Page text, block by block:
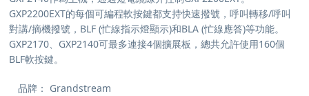
GXP2200EXT的每個可編程軟按鍵都支持快速撥號，呼叫轉移/呼叫
對講/摘機撥號，BLF (忙線指示燈顯示)和BLA (忙線應答)等功能。
GXP2170、GXP2140可最多連接4個擴展板，總共允許使用160個
BLF軟按鍵。
品牌： Grandstream